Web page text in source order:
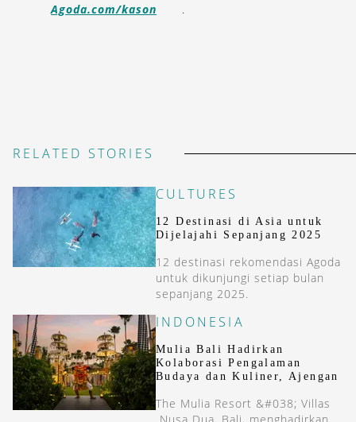
Agoda.com/kason
.
RELATED STORIES
CULTURES
12 Destinasi di Asia untuk
Dijelajahi Sepanjang 2025
12 destinasi rekomendasi Agoda
untuk dikunjungi setiap bulan
sepanjang 2025.
INDONESIA
Mulia Bali Hadirkan
Kolaborasi Pengalaman
Budaya dan Kuliner, Ajengan
The Mulia Resort &#038; Villas